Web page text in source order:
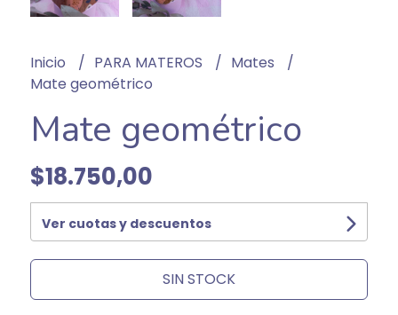
Inicio PARA MATEROS
Mates
Mate geométrico
Mate geométrico
$18.750,00
Ver cuotas y descuentos
SIN STOCK